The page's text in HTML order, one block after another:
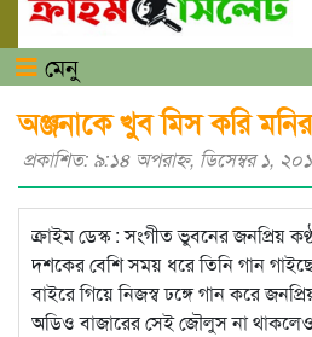
মেনু
অঞ্জনাকে খুব মিস করি
প্রকাশিত: ৯:১৪ অপরাহ্ণ, ডিসেম্বর ১,
ক্রাইম ডেস্ক : সংগীত ভুবনের জনপ্রিয়
দশকের বেশি সময় ধরে তিনি গান
বাইরে গিয়ে নিজস্ব ঢঙ্গে গান করে
অডিও বাজারের সেই জৌলুস না থাকলেও